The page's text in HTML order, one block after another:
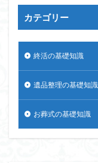
カテゴリー
終活の基礎知識
遺品整理の基礎知識
お葬式の基礎知識